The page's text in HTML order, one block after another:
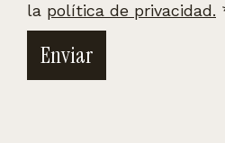
la política de privacidad.
Enviar